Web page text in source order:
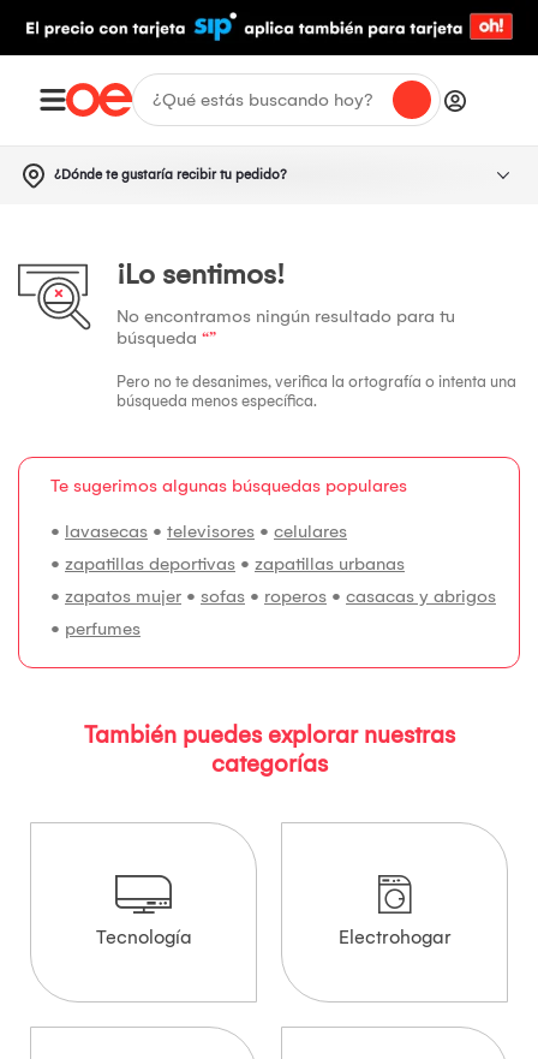
¿Dónde te gustaría recibir tu pedido?
¡Lo sentimos!
No encontramos ningún resultado para tu
búsqueda “”
Pero no te desanimes, verifica la ortografía o intenta una
búsqueda menos específica.
Te sugerimos algunas búsquedas populares
• lavasecas • televisores • celulares
• zapatillas deportivas • zapatillas urbanas
• zapatos mujer • sofas • roperos • casacas y abrigos
• perfumes
También puedes explorar nuestras
categorías
Tecnología Electrohogar